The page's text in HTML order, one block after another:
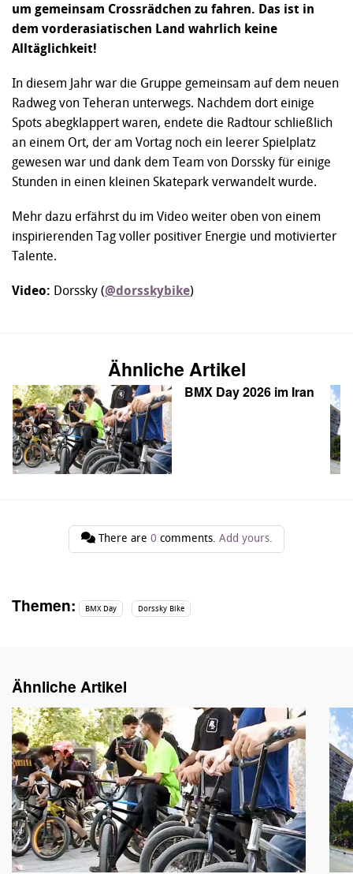
um gemeinsam Crossrädchen zu fahren. Das ist in
dem vorderasiatischen Land wahrlich keine
Alltäglichkeit!
In diesem Jahr war die Gruppe gemeinsam auf dem neuen
Radweg von Teheran unterwegs. Nachdem dort einige
Spots abegklappert waren, endete die Radtour schließlich
an einem Ort, der am Vortag noch ein leerer Spielplatz
gewesen war und dank dem Team von Dorssky für einige
Stunden in einen kleinen Skatepark verwandelt wurde.
Mehr dazu erfährst du im Video weiter oben von einem
inspirierenden Tag voller positiver Energie und motivierter
Talente.
Video: Dorssky (@dorsskybike)
Ähnliche Artikel
BMX Day 2026 im Iran
There are 0 comments. Add yours.
Themen: BMX Day Dorssky Bike
Ähnliche Artikel